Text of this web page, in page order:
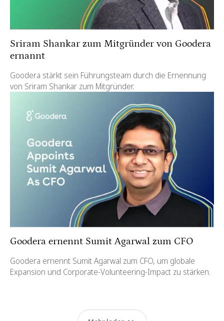
Sriram Shankar zum Mitgründer von Goodera
ernannt
Goodera stärkt sein Führungsteam durch die Ernennung
von Sriram Shankar zum Mitgründer.
Goodera ernennt Sumit Agarwal zum CFO
Goodera ernennt Sumit Agarwal zum CFO, um globale
Expansion und Corporate-Volunteering-Impact zu stärken.